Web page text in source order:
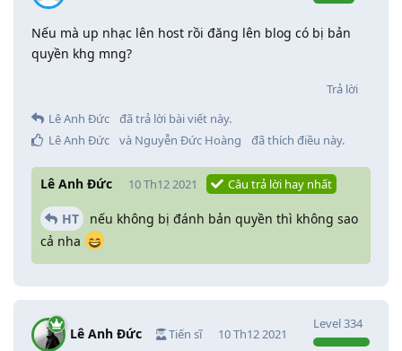
Nếu mà up nhạc lên host rồi đăng lên blog có bị bản
quyền khg mng?
Trả lời
Lê Anh Đức
đã trả lời bài viết này.
Lê Anh Đức
và Nguyễn Đức Hoàng đã thích điều này.
Lê Anh Đức 10 Th12 2021 Câu trả lời hay nhất
HT
nếu không bị đánh bản quyền thì không sao
cả nha
Lê Anh Đức Tiến sĩ
Level334
10 Th12 2021